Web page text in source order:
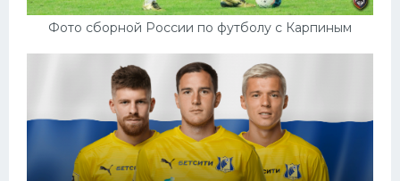
Фото сборной России по футболу с Карпиным